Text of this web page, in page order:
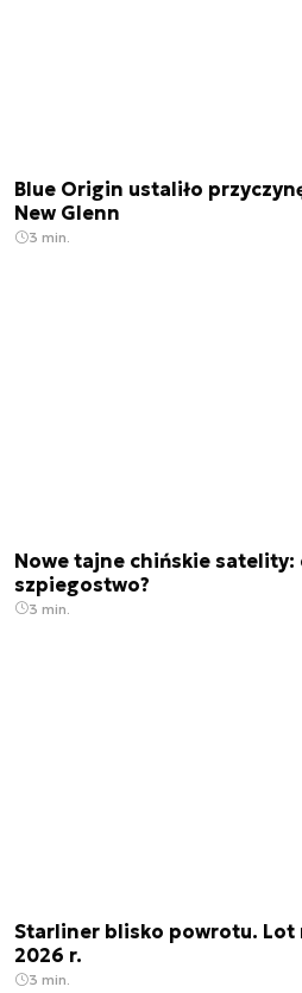
Blue Origin ustaliło
New Glenn
3 min.
Nowe tajne chińskie satelity:
szpiegostwo?
3 min.
Starliner blisko powrotu. Lot
2026 r.
3 min.